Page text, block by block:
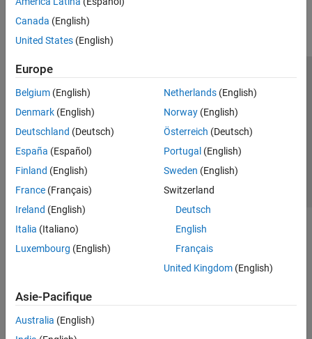
Canada (English)
United States (English)
Europe
Belgium (English)
Denmark (English)
Deutschland (Deutsch)
España (Español)
Finland (English)
France (Français)
Ireland (English)
Italia (Italiano)
Luxembourg (English)
Netherlands(English)
Norway(English)
Österreich (Deutsch)
Portugal (English)
Sweden (English)
Switzerland
Deutsch
English
Français
United Kingdom(English)
Asie-Pacifique
Australia (English)
Lutte anti-piratage
Contacts locaux
© 1994-2026 The MathWorks, Inc.